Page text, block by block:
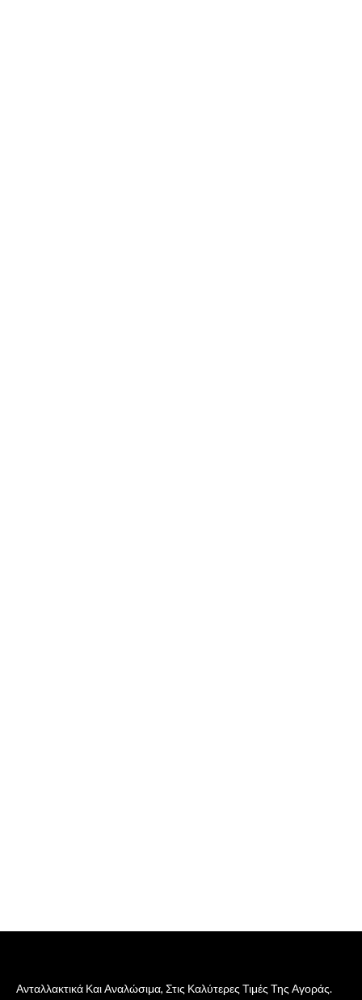
Ανταλλακτικά Και Αναλώσιμα, Στις Καλύτερες Τιμές Της Αγοράς.